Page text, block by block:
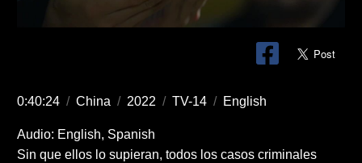
0:40:24 / China / 2022 / TV-14 / English
Audio: English, Spanish
Sin que ellos lo supieran, todos los casos criminales